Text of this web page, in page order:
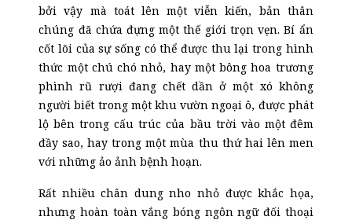
bởi vậy mà toát lên một viễn kiến, bản thân
chúng đã chứa đựng một thế giới trọn vẹn. Bí ẩn
cốt lõi của sự sống có thể được thu lại trong hình
thức một chú chó nhỏ, hay một bông hoa trương
phình rũ rượi đang chết dần ở một xó không
người biết trong một khu vườn ngoại ô, được phát
lộ bên trong cấu trúc của bầu trời vào một đêm
đầy sao, hay trong một mùa thu thứ hai lên men
với những ảo ảnh bệnh hoạn.
Rất nhiều chân dung nho nhỏ được khắc họa,
nhưng hoàn toàn vắng bóng ngôn ngữ đối thoại